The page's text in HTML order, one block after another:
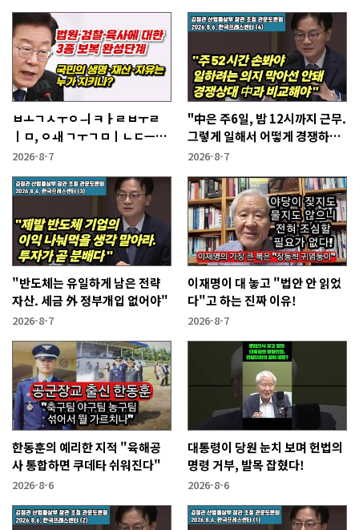
ㅂㅗㄱㅅㅜㅇㅢ ㅋㅏㄹㅂㅜㄹ
ㅣㅁ, ㅇㅙ ㄱㅜㄱㅁㅣㄴㄷㅡㄹ
ㅇㅣ ㄷㅏㅇㅎㅐㅇㅑ ㅎㅏㄴㅏ?
2026-8-7
"中은 주6일, 밤 12시까지 근무.
그렇게 일해서 어떻게 경쟁하냐
반문하더라"
2026-8-7
"반도체는 유일하게 남은 전략
자산. 세금 外 정부개입 없어야"
2026-8-7
이재명이 대 놓고 "법안 안 읽었
다"고 하는 진짜 이유!
2026-8-7
한동훈의 예리한 지적 "육해공
사 통합하면 쿠데타 쉬워진다"
2026-8-6
대통령이 당원 눈치 보며 헌법의
명령 거부, 발목 잡혔다!
2026-8-6